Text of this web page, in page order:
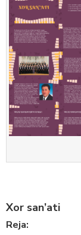
Xor san’ati
Reja: